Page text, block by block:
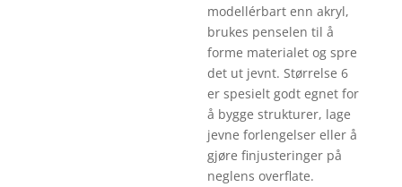
modellérbart enn akryl,
brukes penselen til å
forme materialet og spre
det ut jevnt. Størrelse 6
er spesielt godt egnet for
å bygge strukturer, lage
jevne forlengelser eller å
gjøre finjusteringer på
neglens overflate.